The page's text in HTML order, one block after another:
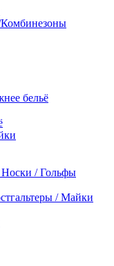
бельё
Носки / Гольфы
/ Майки